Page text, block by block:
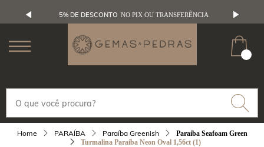
5% DE DESCONTO NO PIX OU TRANSFERÊNCIA
PARAÍBA Paraíba Greenish
Paraíba Seafoam Green
Turmalina Paraíba Neon Oval 1,56ct (1)